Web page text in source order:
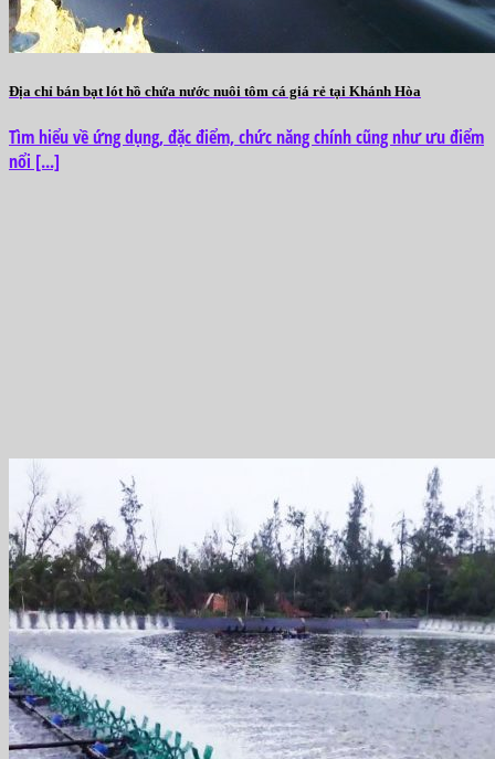
Địa chỉ bán bạt lót hồ chứa nước nuôi tôm cá giá rẻ tại Khánh Hòa
Tìm hiểu về ứng dụng, đặc điểm, chức năng chính cũng như ưu điểm
nổi [...]